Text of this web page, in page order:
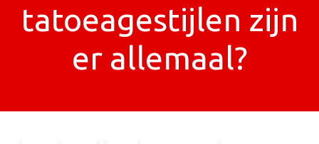
tatoeagestijlen zijn
er allemaal?